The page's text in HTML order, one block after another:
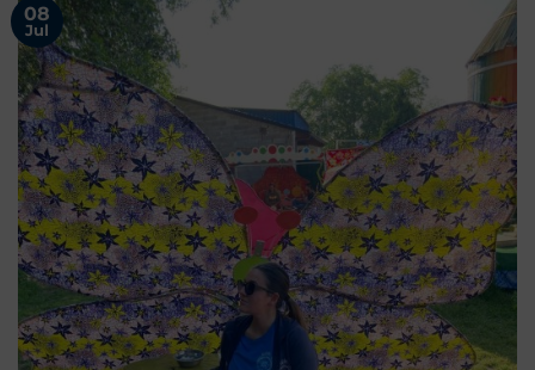
08
Jul